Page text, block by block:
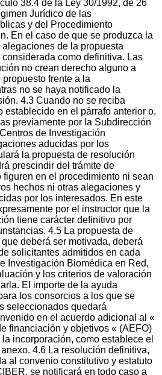
38.4 de la Ley 30/1992, de 26
Jurídico de las
y del Procedimiento
En el caso de que se produzca la
de la propuesta
como definitiva. Las
no crean derecho alguno a
frente a la
no se haya notificado la
4.3 Cuando no se reciba
establecido en el párrafo anterior o,
previamente por la Subdirección
de Investigación
aducidas por los
la propuesta de resolución
prescindir del trámite de
en el procedimiento ni sean
hechos ni otras alegaciones y
por los interesados. En este
por el instructor que la
tiene carácter definitivo por
4.5 La propuesta de
deberá ser motivada, deberá
solicitantes admitidos en cada
Investigación Biomédica en Red,
y los criterios de valoración
El importe de la ayuda
los consorcios a los que se
seleccionados quedará
en el acuerdo adicional al «
financiación y objetivos « (AEFO)
incorporación, como establece el
4.6 La resolución definitiva,
al convenio constitutivo y estatuto
se notificará en todo caso a